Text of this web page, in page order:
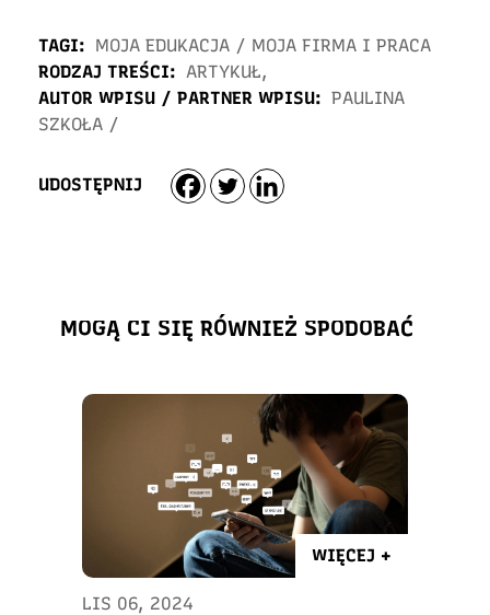
TAGI: MOJA EDUKACJA / MOJA FIRMA I PRACA
RODZAJ TREŚCI: ARTYKUŁ,
AUTOR WPISU / PARTNER WPISU: PAULINA
SZKOŁA /
UDOSTĘPNIJ
MOGĄ CI SIĘ RÓWNIEŻ SPODOBAĆ
WIĘCEJ +
LIS 06, 2024